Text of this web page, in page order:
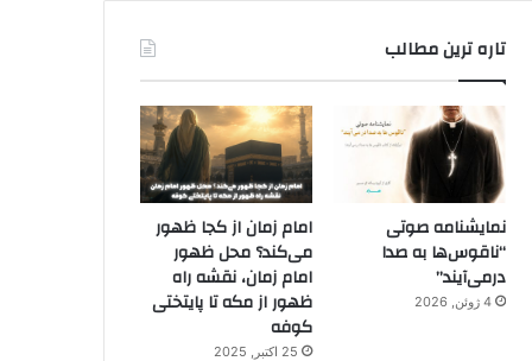
تاره ترین مطالب
نمایشنامه صوتی
“ناقوس‌ها به صدا
در‌می‌آیند”
4 ژوئن, 2026
امام زمان از کجا ظهور
می‌کند؟ محل ظهور
امام زمان، نقشه راه
ظهور از مکه تا پایتختی
کوفه
25 اکتبر, 2025